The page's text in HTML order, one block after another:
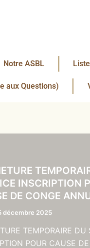
Notre ASBL
aux Questions)
INSCRIPTION
DE CONGE
décembre 2025
TEMPORAIRE DU
POUR CAUSE